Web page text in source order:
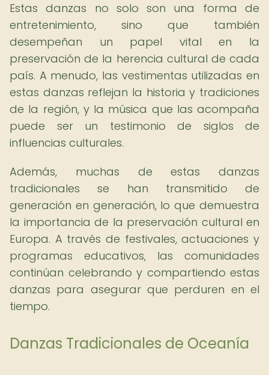
Estas danzas no solo son una forma de
entretenimiento, sino que también
desempeñan un papel vital en la
preservación de la herencia cultural de cada
país. A menudo, las vestimentas utilizadas en
estas danzas reflejan la historia y tradiciones
de la región, y la música que las acompaña
puede ser un testimonio de siglos de
influencias culturales.
Además, muchas de estas danzas
tradicionales se han transmitido de
generación en generación, lo que demuestra
la importancia de la preservación cultural en
Europa. A través de festivales, actuaciones y
programas educativos, las comunidades
continúan celebrando y compartiendo estas
danzas para asegurar que perduren en el
tiempo.
Danzas Tradicionales de Oceanía